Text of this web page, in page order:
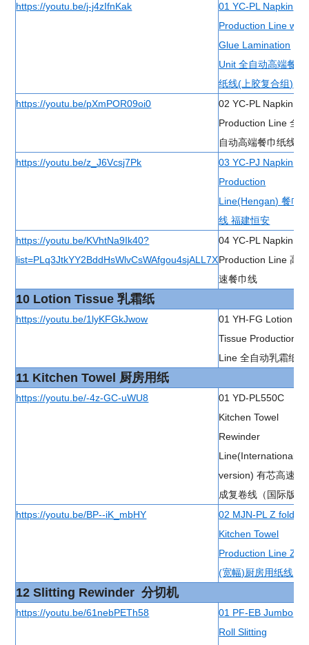
https://youtu.be/j-j4zIfnKak
01 YC-PL Napkin
Production Line with
Glue Lamination
Unit 全自动高端餐巾
纸线(上胶复合组)
https://youtu.be/pXmPOR09oi0
02 YC-PL Napkin
Production Line 全
自动高端餐巾纸线
https://youtu.be/z_J6Vcsj7Pk
03 YC-PJ Napkin
Production
Line(Hengan) 餐巾
线 福建恒安
https://youtu.be/KVhtNa9Ik40?
list=PLq3JtkYY2BddHsWlvCsWAfgou4sjALL7X
04 YC-PL Napkin
Production Line 高
速餐巾线
10 Lotion Tissue 乳霜纸
https://youtu.be/1lyKFGkJwow
01 YH-FG Lotion
Tissue Production
Line 全自动乳霜纸线
11 Kitchen Towel 厨房用纸
https://youtu.be/-4z-GC-uWU8
01 YD-PL550C
Kitchen Towel
Rewinder
Line(International
version) 有芯高速集
成复卷线（国际版)
https://youtu.be/BP--iK_mbHY
02 MJN-PL Z fold
Kitchen Towel
Production Line Z折
(宽幅)厨房用纸线
12 Slitting Rewinder 分切机
https://youtu.be/61nebPETh58
01 PF-EB Jumbo
Roll Slitting